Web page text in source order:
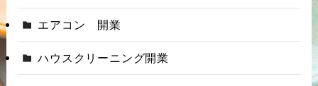
エアコン 開業
ハウスクリーニング開業